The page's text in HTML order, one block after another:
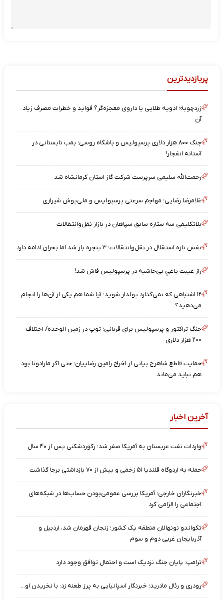
پربازدیدترین
زردچوبه؛ ادویه طلایی یا داروی معجزه‌گر؟ فواید و خطرات مصرف زیاد
آن
جنگ ۸۰۰ هزار دلاری پرسپولیس و باشگاه روسی؛ بمب تابستانی در
آستانه انفجار!
رحمت‌الله سلیمی سرپرست شرکت گاز استان کرمانشاه شد
غلامرضا رضایی؛ مهاجم سرعتی پرسپولیس و ملی‌پوش شیرازی
بلاتکلیفی سه ستاره سابق سپاهان در بازار نقل‌وانتقالات
نفس تازه استقلال در نقل‌وانتقالات؛ ۳ پنجره باز شد اما بحران ادامه دارد
راز غیبت یاغیِ بی‌حاشیه در پرسپولیس فاش شد!
۱۲ اشتباهی که نمی‌گذارد پولدار شوید؛ آیا شما هم یکی از آن‌ها را انجام
می‌دهید؟
جنگ تراکتور و پرسپولیس برای قربانی؛ توپ در زمین الوحده/ اختلاف
۲۰۰ هزار دلاری
حمایت قاطع شاهرخ بیانی از اخراج رامین رضاییان؛ حتی اگر مارادونا بود
هم نباید می‌ماند
آخرین اخبار
واردات نفت عربستان به آمریکا صفر شد؛ رکوردشکنی پس از ۴۰ سال
حمله به اردوگاه قلندیا ۵۱ زخمی و بیش از ۷۰ بازداشتی برجا گذاشت
خبرنگاران خارجی؛ آمریکا بررسی عمومی‌بودن حساب‌ها در شبکه‌های
اجتماعی را الزامی کرد
تکواندو نونهالان منطقه یک کشور؛ زنجان قهرمان شد، اردبیل و
آذربایجان غربی دوم و سوم
ترامپ: پایان جنگ نزدیک است و احتمال توافق وجود دارد
رودری و رئال مادرید؛ خبرنگار اسپانیایی به پرز طعنه زد: با نخریدن او...